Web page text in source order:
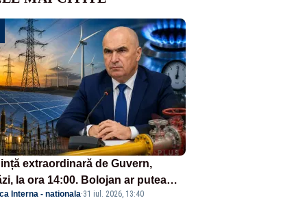
extraordinară de Guvern,
la ora 14:00. Bolojan ar putea
stare de urgență energetică
Interna - nationala·31 iul. 2026, 13:40